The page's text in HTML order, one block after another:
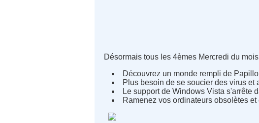
Désormais tous les 4èmes Mercredi du
Découvrez un monde rempli de
Plus besoin de se soucier des virus et
Le support de Windows Vista s'arrête
Ramenez vos ordinateurs obsolètes